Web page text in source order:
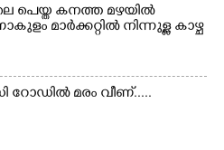
പെയ്ത കനത്ത മഴയിൽ
മാർക്കറ്റിൽ നിന്നുള്ള കാഴ്ച
റോഡിൽ മരം വീണ്.....